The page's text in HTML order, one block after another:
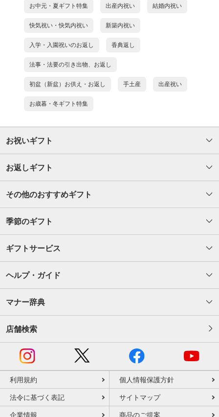
お中元・夏ギフト特集 出産内祝い 結婚内祝い
快気祝い・快気内祝い 新築内祝い
入学・入園祝いのお返し 香典返し
法事・法要の引き出物、お返し
初盆（新盆）お供え・お返し 手土産 出産祝い
お歳暮・冬ギフト特集
お祝いギフト
お返しギフト
その他のおすすめギフト
季節のギフト
ギフトサービス
ヘルプ・ガイド
マナー辞典
店舗検索
利用規約 個人情報保護方針
法令に基づく表記 サイトマップ
企業情報 商品のご提案